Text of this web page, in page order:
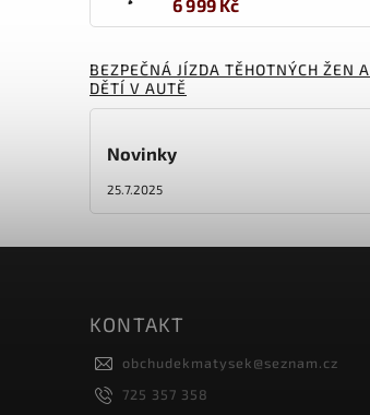
6 999 Kč
BEZPEČNÁ JÍZDA TĚHOTNÝCH ŽEN A
DĚTÍ V AUTĚ
Novinky
25.7.2025
KONTAKT
obchudekmatysek@seznam.cz
725 357 358